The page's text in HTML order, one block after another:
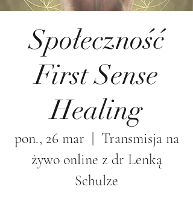
Społeczność
First Sense
Healing
pon., 26 mar
Transmisja na
żywo online z dr Lenką
Schulze